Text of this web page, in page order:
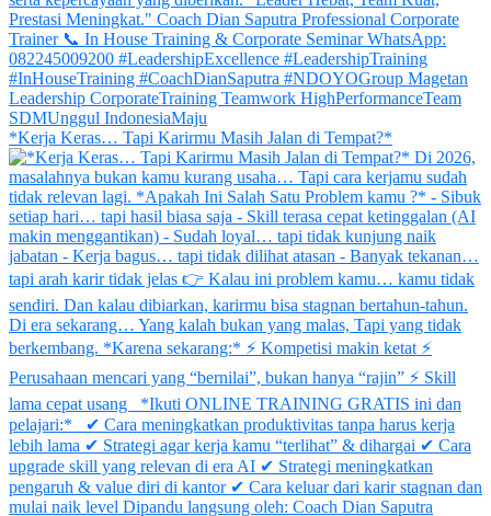
*Kerja Keras… Tapi Karirmu Masih Jalan di Tempat?*